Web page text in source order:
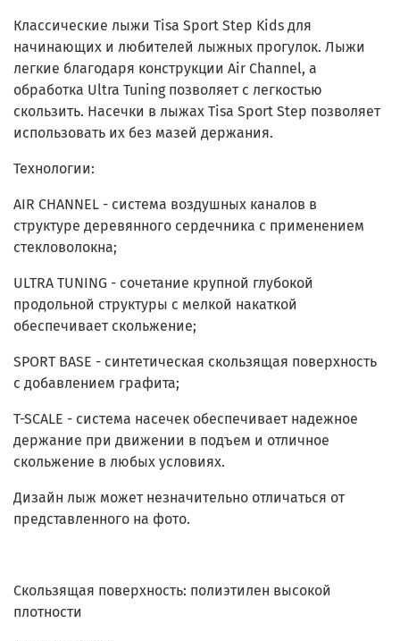
Классические лыжи Tisa Sport Step Kids для
начинающих и любителей лыжных прогулок. Лыжи
легкие благодаря конструкции Air Channel, а
обработка Ultra Tuning позволяет с легкостью
скользить. Насечки в лыжах Tisa Sport Step позволяет
использовать их без мазей держания.
Технологии:
AIR CHANNEL - система воздушных каналов в
структуре деревянного сердечника с применением
стекловолокна;
ULTRA TUNING - сочетание крупной глубокой
продольной структуры с мелкой накаткой
обеспечивает скольжение;
SPORT BASE - синтетическая скользящая поверхность
с добавлением графита;
T-SCALE - система насечек обеспечивает надежное
держание при движении в подъем и отличное
скольжение в любых условиях.
Дизайн лыж может незначительно отличаться от
представленного на фото.
Скользящая поверхность: полиэтилен высокой
плотности